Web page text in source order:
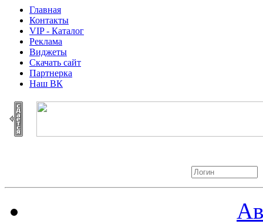
Главная
Контакты
VIP - Каталог
Реклама
Виджеты
Скачать сайт
Партнерка
Наш ВК